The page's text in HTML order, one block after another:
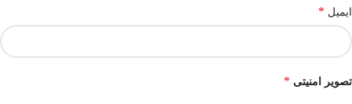
ایمیل *
تصویر امنیتی *